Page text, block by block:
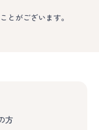
とがございます。
方